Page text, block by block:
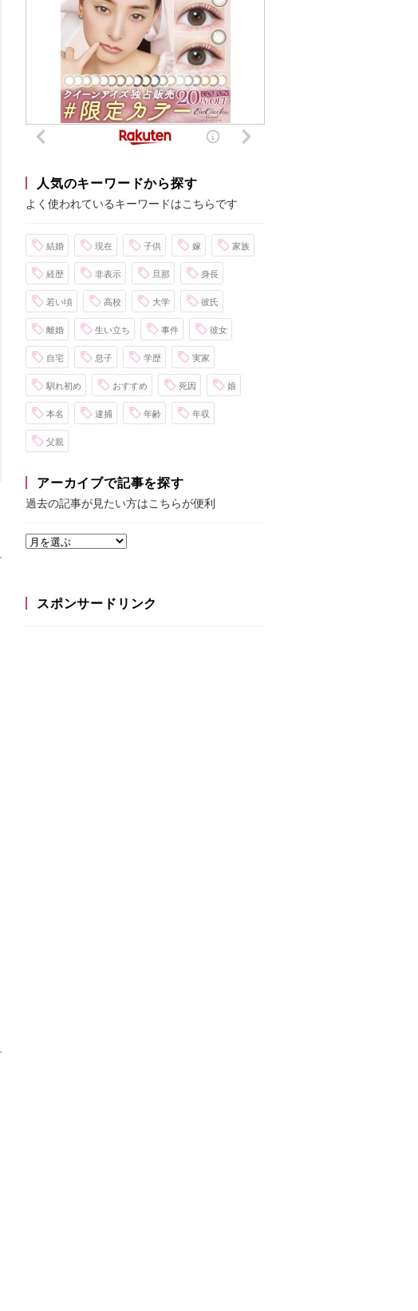
人気のキーワードから探す
よく使われているキーワードはこちらです
結婚 現在 子供 嫁 家族
経歴 非表示 旦那 身長
若い頃 高校 大学 彼氏
離婚 生い立ち 事件 彼女
自宅 息子 学歴 実家
馴れ初め おすすめ 死因 娘
本名 逮捕 年齢 年収
父親
アーカイブで記事を探す
過去の記事が見たい方はこちらが便利
スポンサードリンク